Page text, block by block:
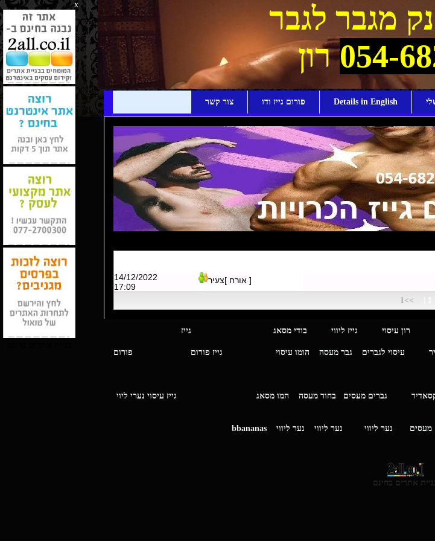
x
מגבר לגבר
054-רון
Details in English פורום גייז ודו צור קשר
[ אורח ]צעיר
14/12/2022
17:09
>>1
עיסוי גייז ליווי בודי מסאג גייז
עיסוי לגברים גבר מעסה הומו עיסוי גייז פורום
פורום
גברים מעסים בחור מעסה המו מסאג גייז עיסוי נערי ליוי
מעסים נער ליווי נער ליווי נער ליווי bbananas
אתרים בחינם